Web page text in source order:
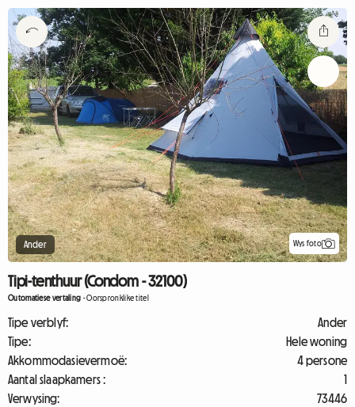
Ander Wys foto
Tipi-tenthuur (Condom - 32100)
Outomatiese vertaling -Oorspronklike titel
Tipe verblyf:
Ander
Tipe:
Hele woning
Akkommodasievermoë:
4 persone
Aantal slaapkamers :
1
Verwysing:
73446